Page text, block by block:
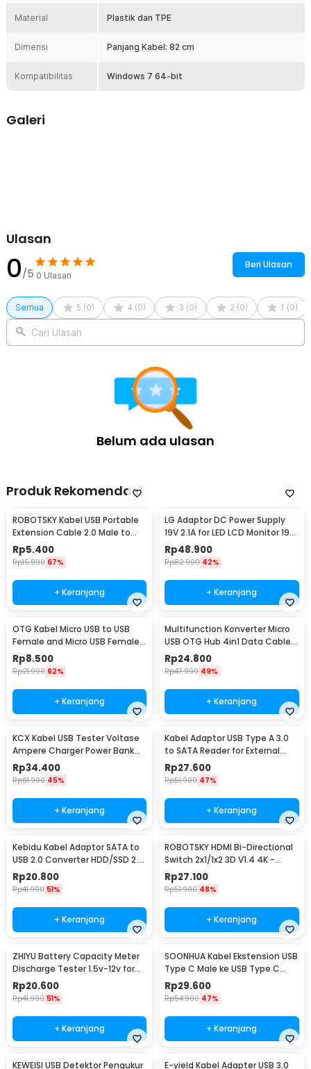
Kabel adapter ini dirancang khusus untuk mendukung sistem
kompatibilitas dengan banyak komputer yang masih menggunakan
Instalasi Driver Otomatis
dahulu, kemudian hubungkan kabel ke komputer. Setelah
terhubung, driver akan terinstal otomatis hingga port COM muncul
Material Plastik dan TPE
Dimensi Panjang Kabel: 82 cm
Kompatibilitas Windows 7 64-bit
Galeri
Ulasan
0/5 0 Ulasan
Beri Ulasan
Semua 5 (0) 4 (0) 3 (0) 2 (0) 1 (0)
Cari Ulasan
Belum ada ulasan
Produk Rekomendasi
ROBOTSKY Kabel USB Portable
Extension Cable 2.0 Male to
Female 29cm - A13
Rp5.400
Rp15.900 67%
+ Keranjang
LG Adaptor DC Power Supply
19V 2.1A for LED LCD Monitor 19V
2.1A 40W - ADS-40SI-19-3
Rp48.900
Rp82.900 42%
+ Keranjang
OTG Kabel Micro USB to USB
Female and Micro USB Female
18cm - A-UOY-02
Rp8.500
Rp21.900 62%
+ Keranjang
Multifunction Konverter Micro
USB OTG Hub 4in1 Data Cable
& Charge 3 Port - M3H4
Rp24.800
Rp47.900 49%
+ Keranjang
KCX Kabel USB Tester Voltase
Ampere Charger Power Bank
Voltmeter - KCX-017
Rp34.400
Rp61.900 45%
+ Keranjang
Kabel Adaptor USB Type A 3.0
to SATA Reader for External
HDD SSD - 4071-1097
Rp27.600
Rp51.900 47%
+ Keranjang
Kebidu Kabel Adaptor SATA to
USB 2.0 Converter HDD/SSD 2.5
Inch 30cm - CC017
Rp20.800
Rp41.900 51%
+ Keranjang
ROBOTSKY HDMI Bi-Directional
Switch 2x1/1x2 3D V1.4 4K -
ACDG0
Rp27.100
Rp51.900 48%
+ Keranjang
ZHIYU Battery Capacity Meter
Discharge Tester 1.5v-12v for
18650 - HW-586
Rp20.600
Rp41.900 51%
+ Keranjang
SOONHUA Kabel Ekstension USB
Type C Male ke USB Type C
Female 100cm - 8196
Rp29.600
Rp54.900 47%
+ Keranjang
KEWEISI USB Detektor Pengukur E-yield Kabel Adapter USB 3.0